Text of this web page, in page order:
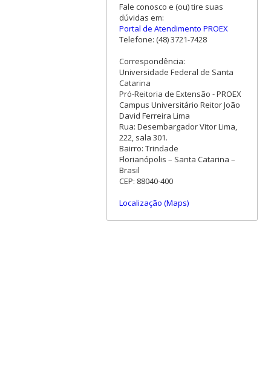
Fale conosco e (ou) tire suas
dúvidas em:
Portal de Atendimento PROEX
Telefone: (48) 3721-7428
Correspondência:
Universidade Federal de Santa
Catarina
Pró-Reitoria de Extensão - PROEX
Campus Universitário Reitor João
David Ferreira Lima
Rua: Desembargador Vitor Lima,
222, sala 301.
Bairro: Trindade
Florianópolis – Santa Catarina –
Brasil
CEP: 88040-400
Localização (Maps)